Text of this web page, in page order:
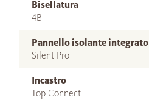
Bisellatura
4B
Pannello isolante integrato
Silent Pro
Incastro
Top Connect